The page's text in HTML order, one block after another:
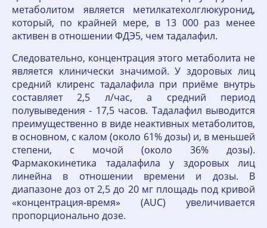
метаболитом является метилкатехолглюкуронид,
который, по крайней мере, в 13 000 раз менее
активен в отношении ФДЭ5, чем тадалафил.
Следовательно, концентрация этого метаболита не
является клинически значимой. У здоровых лиц
средний клиренс тадалафила при приёме внутрь
составляет 2,5 л/час, а средний период
полувыведения - 17,5 часов. Тадалафил выводится
преимущественно в виде неактивных метаболитов,
в основном, с калом (около 61% дозы) и, в меньшей
степени, с мочой (около 36% дозы).
Фармакокинетика тадалафила у здоровых лиц
линейна в отношении времени и дозы. В
диапазоне доз от 2,5 до 20 мг площадь под кривой
«концентрация-время» (AUC) увеличивается
пропорционально дозе.